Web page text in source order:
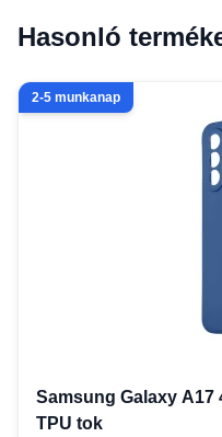
Hasonló
2-5 munkanap
Samsung Galaxy A17
TPU tok